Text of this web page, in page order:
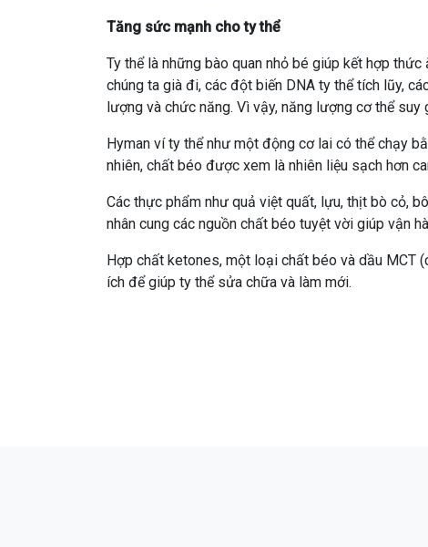
Tăng sức mạnh cho ty thể
Ty thể là những bào quan nhỏ bé giúp kết hợp
chúng ta già đi, các đột biến DNA ty thể tích lũy,
lượng và chức năng. Vì vậy, năng lượng cơ thể suy
Hyman ví ty thể như một động cơ lai có thể chạy
nhiên, chất béo được xem là nhiên liệu sạch hơn
Các thực phẩm như quả việt quất, lựu, thịt bò cỏ,
nhân cung các nguồn chất béo tuyệt vời giúp vận
Hợp chất ketones, một loại chất béo và dầu MCT
ích để giúp ty thể sửa chữa và làm mới.